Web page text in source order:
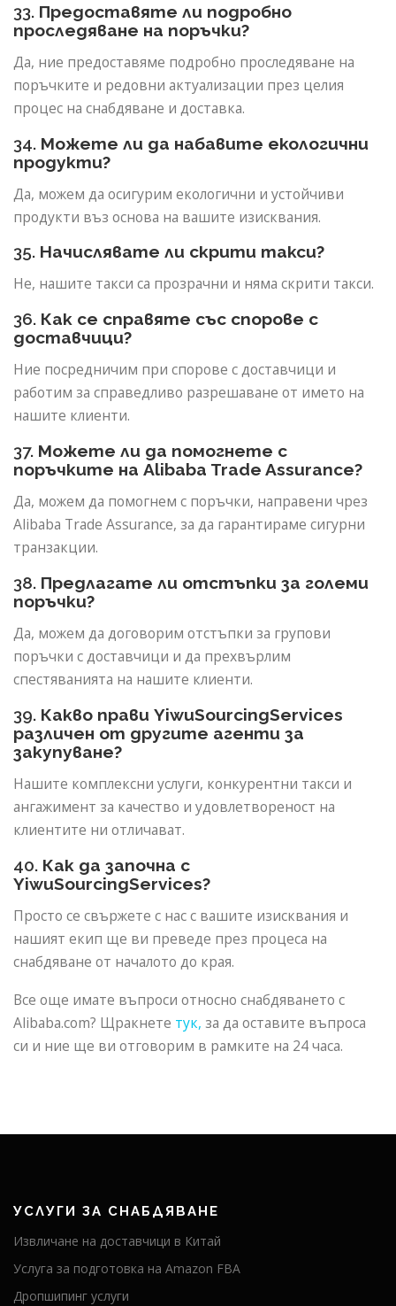
33. Предоставяте ли подробно
проследяване на поръчки?
Да, ние предоставяме подробно проследяване на
поръчките и редовни актуализации през целия
процес на снабдяване и доставка.
34. Можете ли да набавите екологични
продукти?
Да, можем да осигурим екологични и устойчиви
продукти въз основа на вашите изисквания.
35. Начислявате ли скрити такси?
Не, нашите такси са прозрачни и няма скрити такси.
36. Как се справяте със спорове с
доставчици?
Ние посредничим при спорове с доставчици и
работим за справедливо разрешаване от името на
нашите клиенти.
37. Можете ли да помогнете с
поръчките на Alibaba Trade Assurance?
Да, можем да помогнем с поръчки, направени чрез
Alibaba Trade Assurance, за да гарантираме сигурни
транзакции.
38. Предлагате ли отстъпки за големи
поръчки?
Да, можем да договорим отстъпки за групови
поръчки с доставчици и да прехвърлим
спестяванията на нашите клиенти.
39. Какво прави YiwuSourcingServices
различен от другите агенти за
закупуване?
Нашите комплексни услуги, конкурентни такси и
ангажимент за качество и удовлетвореност на
клиентите ни отличават.
40. Как да започна с
YiwuSourcingServices?
Просто се свържете с нас с вашите изисквания и
нашият екип ще ви преведе през процеса на
снабдяване от началото до края.
Все още имате въпроси относно снабдяването с
Alibaba.com? Щракнете тук, за да оставите въпроса
си и ние ще ви отговорим в рамките на 24 часа.
УСЛУГИ ЗА СНАБДЯВАНЕ
Извличане на доставчици в Китай
Услуга за подготовка на Amazon FBA
Дропшипинг услуги